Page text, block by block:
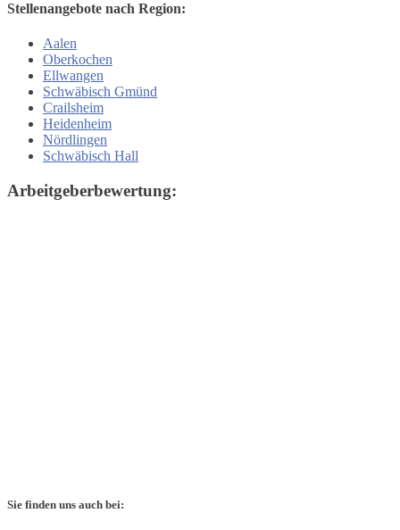
Stellenangebote nach Region:
Aalen
Oberkochen
Ellwangen
Schwäbisch Gmünd
Crailsheim
Heidenheim
Nördlingen
Schwäbisch Hall
Arbeitgeberbewertung:
Sie finden uns auch bei: